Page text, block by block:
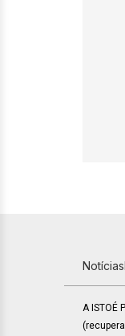
Notícias
A ISTOÉ